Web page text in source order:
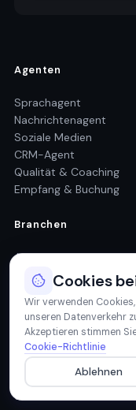
Agenten
Sprachagent
Nachrichtenagent
Soziale Medien
CRM-Agent
Qualität & Coaching
Empfang & Buchung
Branchen
Automobil
Gesundheitswesen
Immobilie
E-Commerce
Finanzdienstleistungen
Professionelle
Dienstleistungen
Unternehmen
Cookies
Wir verwenden
unseren Datenverkehr
Akzeptieren stimmen
Cookie-Richtlinie
Ablehnen